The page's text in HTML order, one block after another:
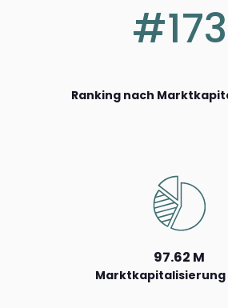
#173
Ranking nach
97.62 M
Marktkapitalisierung